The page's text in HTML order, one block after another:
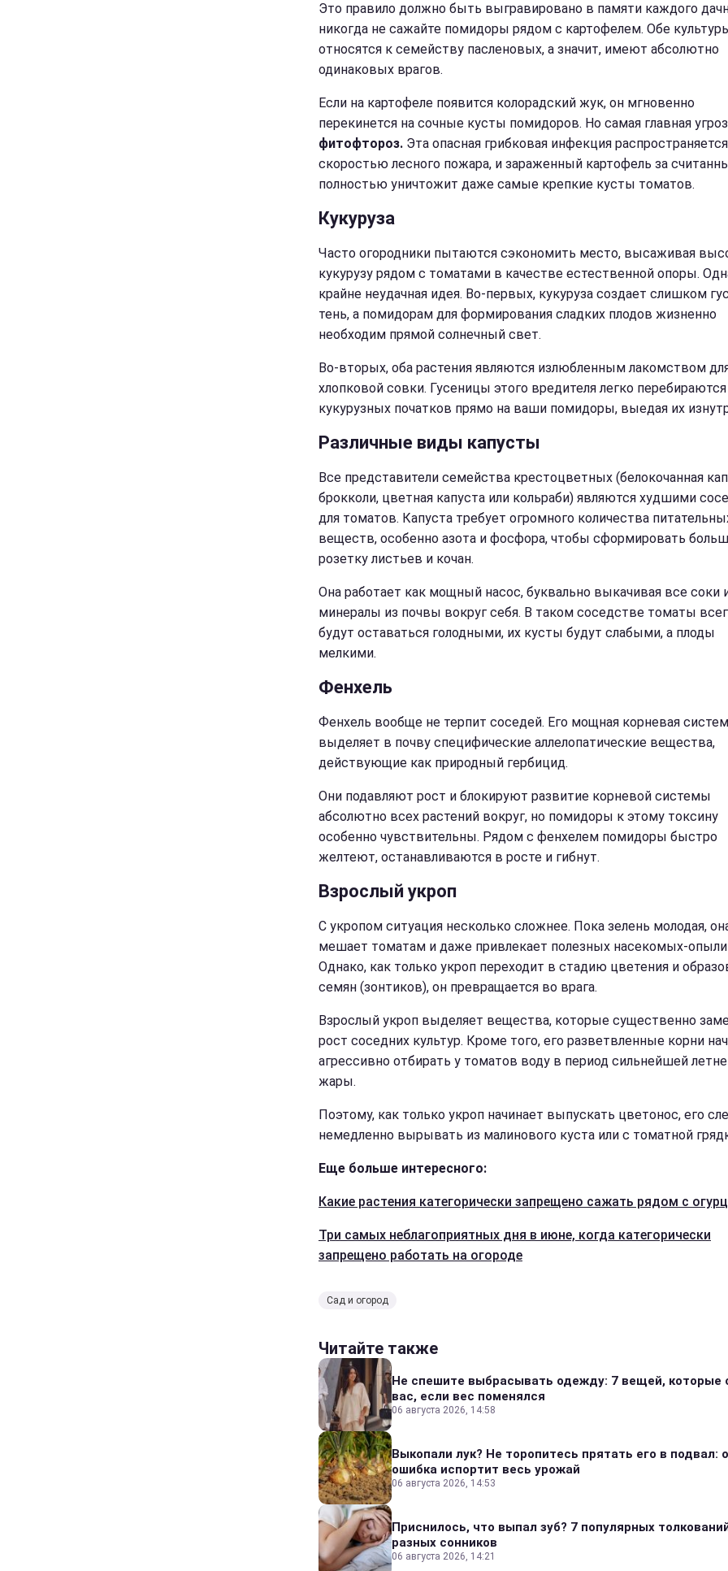
Это правило должно быть выгравировано в памяти каждого
никогда не сажайте помидоры рядом с картофелем. Обе
относятся к семейству пасленовых, а значит, имеют абсолютно
одинаковых врагов.
Если на картофеле появится колорадский жук, он мгновенно
перекинется на сочные кусты помидоров. Но самая главная
фитофтороз. Эта опасная грибковая инфекция
скоростью лесного пожара, и зараженный картофель за
полностью уничтожит даже самые крепкие кусты томатов.
Кукуруза
Часто огородники пытаются сэкономить место, высаживая
кукурузу рядом с томатами в качестве естественной опоры.
крайне неудачная идея. Во-первых, кукуруза создает слишком
тень, а помидорам для формирования сладких плодов жизненно
необходим прямой солнечный свет.
Во-вторых, оба растения являются излюбленным лакомством
хлопковой совки. Гусеницы этого вредителя легко перебираются
кукурузных початков прямо на ваши помидоры, выедая их
Различные виды капусты
Все представители семейства крестоцветных (белокочанная
брокколи, цветная капуста или кольраби) являются худшими
для томатов. Капуста требует огромного количества
веществ, особенно азота и фосфора, чтобы сформировать
розетку листьев и кочан.
Она работает как мощный насос, буквально выкачивая все соки
минералы из почвы вокруг себя. В таком соседстве томаты
будут оставаться голодными, их кусты будут слабыми, а плоды
мелкими.
Фенхель
Фенхель вообще не терпит соседей. Его мощная корневая
выделяет в почву специфические аллелопатические вещества,
действующие как природный гербицид.
Они подавляют рост и блокируют развитие корневой системы
абсолютно всех растений вокруг, но помидоры к этому токсину
особенно чувствительны. Рядом с фенхелем помидоры быстро
желтеют, останавливаются в росте и гибнут.
Взрослый укроп
С укропом ситуация несколько сложнее. Пока зелень молодая,
мешает томатам и даже привлекает полезных насекомых-
Однако, как только укроп переходит в стадию цветения и
семян (зонтиков), он превращается во врага.
Взрослый укроп выделяет вещества, которые существенно
рост соседних культур. Кроме того, его разветвленные корни
агрессивно отбирать у томатов воду в период сильнейшей
жары.
Поэтому, как только укроп начинает выпускать цветонос, его
немедленно вырывать из малинового куста или с томатной
Еще больше интересного:
Какие растения категорически запрещено сажать рядом с
Три самых неблагоприятных дня в июне, когда категорически
запрещено работать на огороде
Сад и огород
Читайте также
Не спешите выбрасывать одежду: 7 вещей, которые
вас, если вес поменялся
06 августа 2026, 14:58
Выкопали лук? Не торопитесь прятать его в подвал:
ошибка испортит весь урожай
06 августа 2026, 14:53
Приснилось, что выпал зуб? 7 популярных
разных сонников
06 августа 2026, 14:21